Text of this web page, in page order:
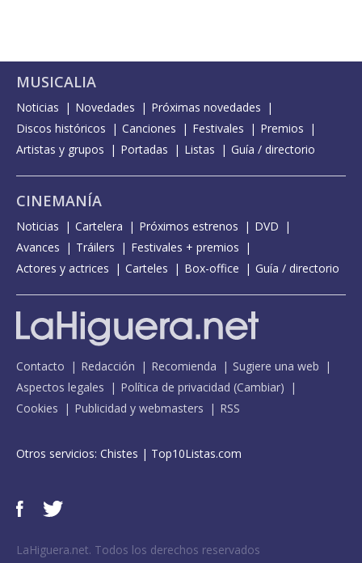
MUSICALIA
Noticias Novedades
Próximas novedades
Discos históricos
Canciones Festivales
Premios
Artistas y grupos
Portadas Listas Guía / directorio
CINEMANÍA
Noticias Cartelera Próximos estrenos
DVD
Avances
Tráilers
Festivales + premios
Actores y actrices
Carteles Box-office Guía / directorio
Contacto Redacción Recomienda
Sugiere una web
Aspectos legales
Política de privacidad (Cambiar)
Cookies
Publicidad y webmasters RSS
Otros servicios: Chistes | Top10Listas.com
LaHiguera.net. Todos los derechos reservados